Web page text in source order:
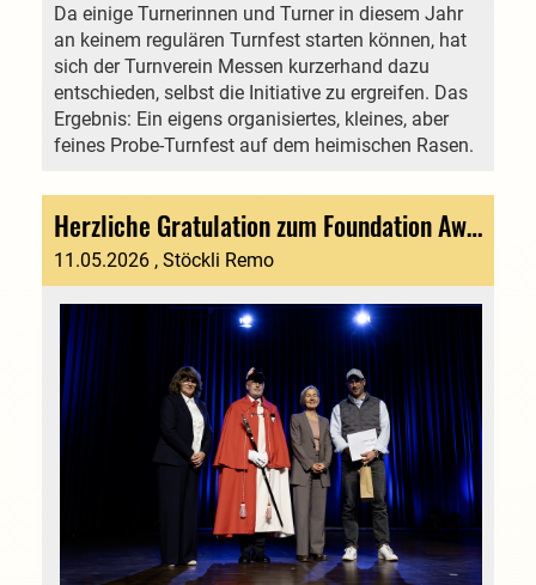
Da einige Turnerinnen und Turner in diesem Jahr
an keinem regulären Turnfest starten können, hat
sich der Turnverein Messen kurzerhand dazu
entschieden, selbst die Initiative zu ergreifen. Das
Ergebnis: Ein eigens organisiertes, kleines, aber
feines Probe-Turnfest auf dem heimischen Rasen.
Herzliche Gratulation zum Foundation Award «Engagement»
11.05.2026 , Stöckli Remo